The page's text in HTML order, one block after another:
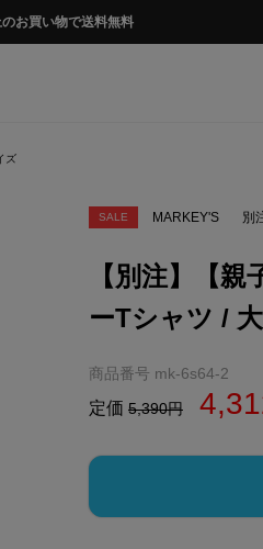
お買い物で送料無料
ズ
SALE MARKEY'S 別
【別注】【
ーTシャツ /
商品番号 mk-6s64-2
定価 5,390